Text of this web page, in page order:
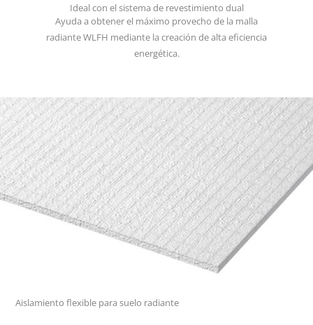
Ideal con el sistema de revestimiento dual
Ayuda a obtener el máximo provecho de la malla
radiante WLFH mediante la creación de alta eficiencia
energética.
Aislamiento flexible para suelo radiante